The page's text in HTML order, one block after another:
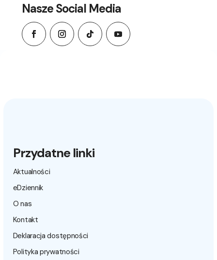
Nasze Social Media
Przydatne linki
Aktualności
eDziennik
O nas
Kontakt
Deklaracja dostępności
Polityka prywatności